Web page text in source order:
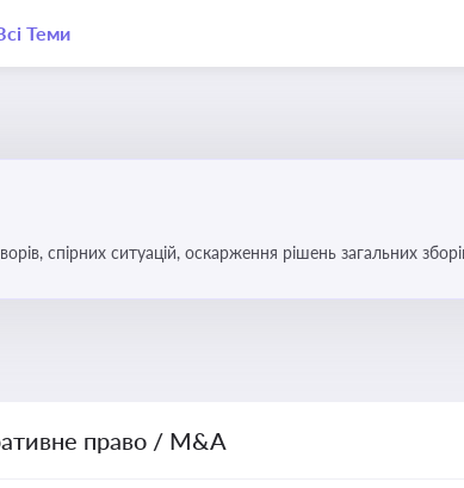
Теми
спірних ситуацій, оскарження рішень загальних
право / M&A